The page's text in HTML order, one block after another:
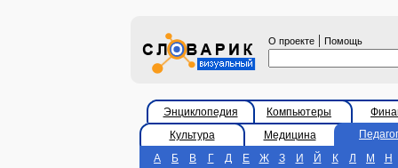
О проекте | Помощь
Энциклопедия Компьютеры
Культура
Медицина
А
Б В Г Д Е Ж З И Й К Л М Н